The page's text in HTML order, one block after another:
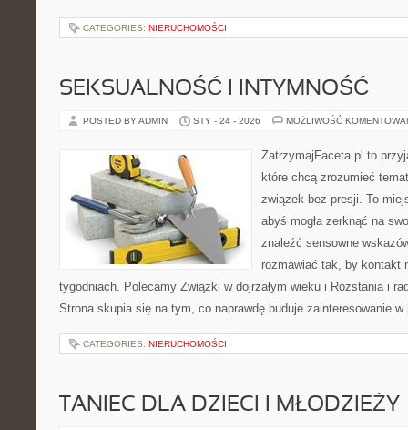
CATEGORIES: NIERUCHOMOŚCI
SEKSUALNOŚĆ I INTYMNOŚĆ
POSTED BY ADMIN STY - 24 - 2026 MOŻLIWOŚĆ
ZatrzymajFaceta.pl to
które chcą zrozumieć
związek bez presji. To
abyś mogła zerknąć na
znaleźć sensowne
rozmawiać tak, by kontakt
tygodniach. Polecamy Związki w dojrzałym wieku i Rozstania i
Strona skupia się na tym, co naprawdę buduje zainteresowanie
CATEGORIES: NIERUCHOMOŚCI
TANIEC DLA DZIECI I MŁODZIEŻY